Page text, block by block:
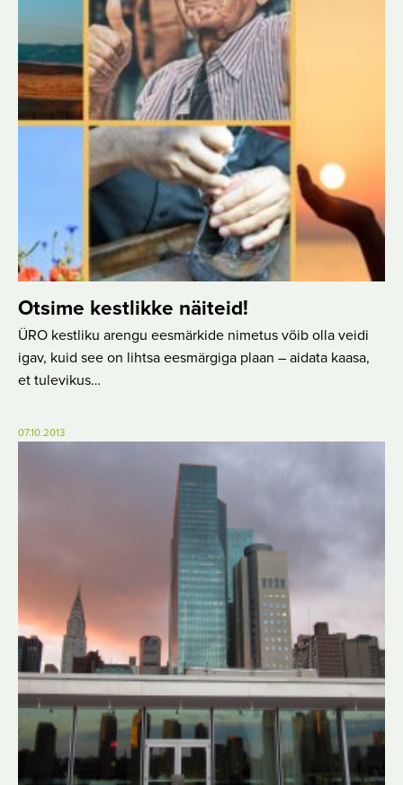
Otsime kestlikke näiteid!
ÜRO kestliku arengu eesmärkide nimetus võib olla veidi
igav, kuid see on lihtsa eesmärgiga plaan – aidata kaasa,
et tulevikus…
07.10.2013